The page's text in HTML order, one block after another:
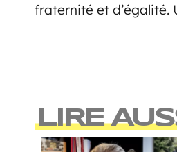
fraternité et d’égalité.
LIRE